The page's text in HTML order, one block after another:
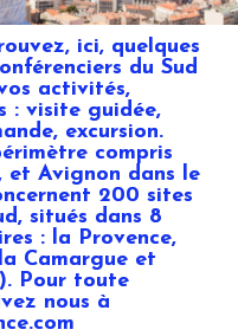
ici, quelques
du Sud
activités,
: visite guidée,
excursion.
compris
Avignon dans le
200 sites
situés dans 8
: la Provence,
Camargue et
Pour toute
nous à